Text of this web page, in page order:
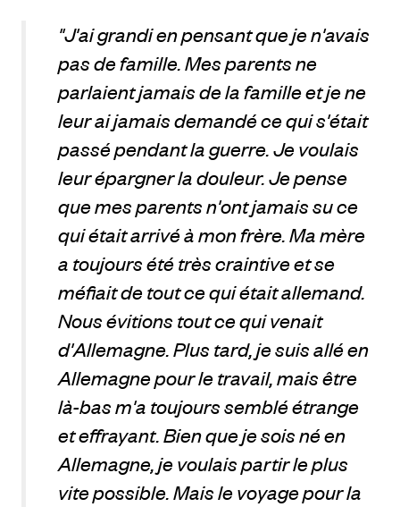
"J'ai grandi en pensant que je n'avais
pas de famille. Mes parents ne
parlaient jamais de la famille et je ne
leur ai jamais demandé ce qui s'était
passé pendant la guerre. Je voulais
leur épargner la douleur. Je pense
que mes parents n'ont jamais su ce
qui était arrivé à mon frère. Ma mère
a toujours été très craintive et se
méfiait de tout ce qui était allemand.
Nous évitions tout ce qui venait
d'Allemagne. Plus tard, je suis allé en
Allemagne pour le travail, mais être
là-bas m'a toujours semblé étrange
et effrayant. Bien que je sois né en
Allemagne, je voulais partir le plus
vite possible. Mais le voyage pour la